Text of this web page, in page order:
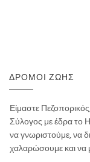
ΔΡΌΜΟΙ ΖΩΉΣ
Είμαστε
Σύλογος με έδρα το
να γνωριστούμε, να
χαλαρώσουμε και να